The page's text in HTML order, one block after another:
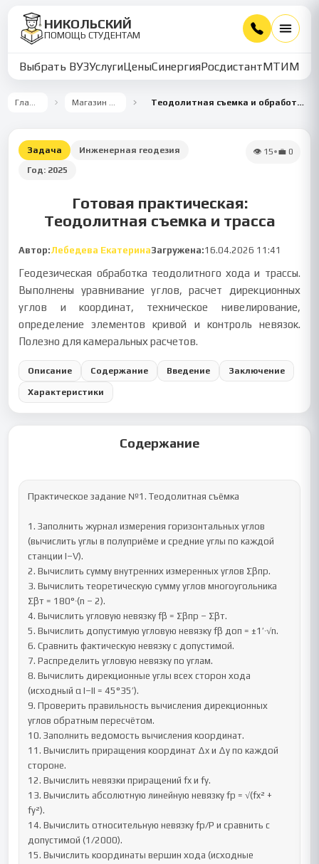
НИКОЛЬСКИЙ
ПОМОЩЬ СТУДЕНТАМ
Выбрать ВУЗУслугиЦеныСинергияРосдистантМТИММУ
Главная Магазин работ Теодолитная съемка и обработка трассы
Задача
Инженерная геодезия
Год: 2025
👁 15•💼 0
Готовая практическая:
Теодолитная съемка и трасса
Автор:Лебедева ЕкатеринаЗагружена:16.04.2026 11:41
Геодезическая обработка теодолитного хода и трассы.
Выполнены уравнивание углов, расчет дирекционных
углов и координат, техническое нивелирование,
определение элементов кривой и контроль невязок.
Полезно для камеральных расчетов.
Описание Содержание Введение Заключение
Характеристики
Содержание
Практическое задание №1. Теодолитная съёмка
1. Заполнить журнал измерения горизонтальных углов
(вычислить углы в полуприёме и средние углы по каждой
станции I–V).
2. Вычислить сумму внутренних измеренных углов Σβпр.
3. Вычислить теоретическую сумму углов многоугольника
Σβт = 180°∙(n – 2).
4. Вычислить угловую невязку fβ = Σβпр – Σβт.
5. Вычислить допустимую угловую невязку fβ доп = ±1′∙√n.
6. Сравнить фактическую невязку с допустимой.
7. Распределить угловую невязку по углам.
8. Вычислить дирекционные углы всех сторон хода
(исходный α I–II = 45°35′).
9. Проверить правильность вычисления дирекционных
углов обратным пересчётом.
10. Заполнить ведомость вычисления координат.
11. Вычислить приращения координат Δx и Δy по каждой
стороне.
12. Вычислить невязки приращений fx и fy.
13. Вычислить абсолютную линейную невязку fp = √(fx² +
fy²).
14. Вычислить относительную невязку fp/P и сравнить с
допустимой (1/2000).
15. Вычислить координаты вершин хода (исходные